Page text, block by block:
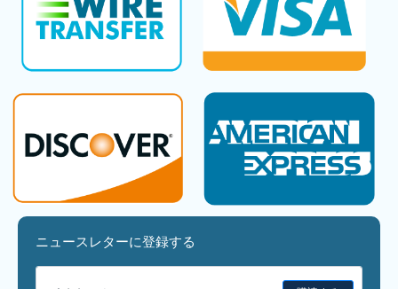
ニュースレターに登録する